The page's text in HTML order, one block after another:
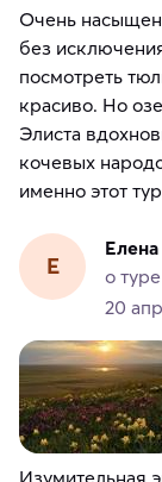
Очень
без
посмотреть
красиво. Но
Элиста
кочевых
Е
Елена
о
20
Изумительная